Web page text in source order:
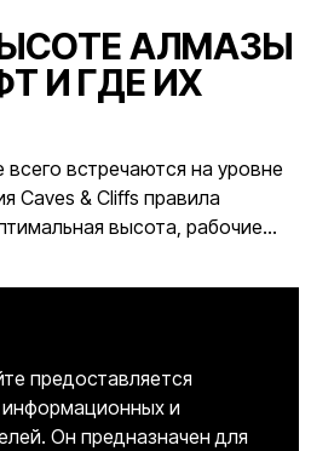
АЛМАЗЫ
И ГДЕ ИХ
встречаются на уровне
Caves & Cliffs правила
высота, рабочие
алмазы в сундуках.
предоставляется
и
Он предназначен для